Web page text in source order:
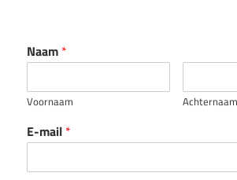
Naam *
Voornaam Achternaam
E-mail *